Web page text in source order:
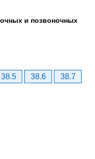
и позвоночных
38.5 38.6
38.7